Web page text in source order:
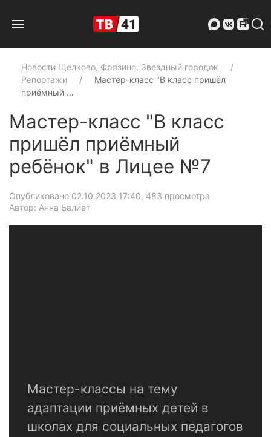
Новости Щелково, Фрязино, Звездный городок
Репортажи
Мастер-класс "В класс пришёл
приёмный …
Мастер-класс "В класс
пришёл приёмный
ребёнок" в Лицее №7
Опубликовано 02.10.2023 17:40, 483 просмотра
Автор: Анна Балиет
Мастер-классы на тему
адаптации приёмных детей в
школах для социальных педагогов